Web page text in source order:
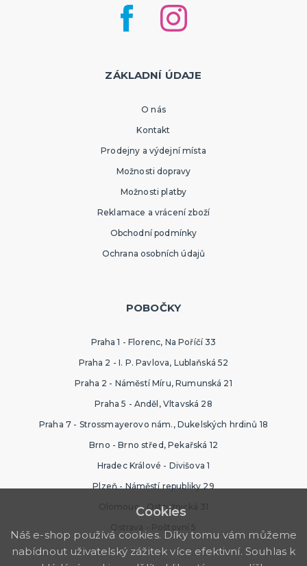
ZÁKLADNÍ ÚDAJE
O nás
Kontakt
Prodejny a výdejní místa
Možnosti dopravy
Možnosti platby
Reklamace a vrácení zboží
Obchodní podmínky
Ochrana osobních údajů
POBOČKY
Praha 1 - Florenc, Na Poříčí 33
Praha 2 - I. P. Pavlova, Lublaňská 52
Praha 2 - Náměstí Míru, Rumunská 21
Praha 5 - Anděl, Vltavská 28
Praha 7 - Strossmayerovo nám., Dukelských hrdinů 18
Brno - Brno střed, Pekařská 12
Hradec Králové - Divišova 1
Plzeň - Náměstí republiky 29
Olomouc - Ostružnická 31
Ostrava - Poštovní 5
Cookies
Náš e-shop používá cookies. Díky tomu vám můžeme
nabídnout uživatelský zážitek více efektivní. Souhlas k